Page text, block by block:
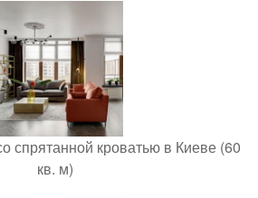
спрятанной кроватью в Киеве (60
кв. м)